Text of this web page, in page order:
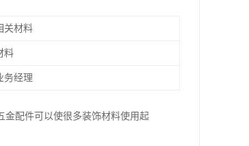
关材料
料
务经理
金配件可以使很多装饰材料使用起